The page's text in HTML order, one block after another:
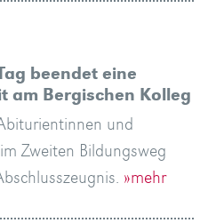
beendet eine
am Bergischen Kolleg
und
Zweiten Bildungsweg
»mehr